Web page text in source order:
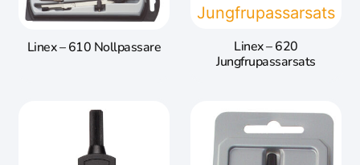
Linex – 610 Nollpassare
Linex – 620
Jungfrupassarsats